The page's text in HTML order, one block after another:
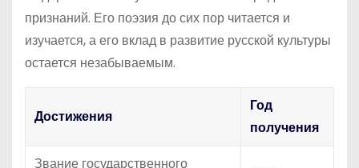
признаний. Его поэзия до сих пор читается и
изучается, а его вклад в развитие русской культуры
остается незабываемым.
Достижения
Год
получения
Звание государственного